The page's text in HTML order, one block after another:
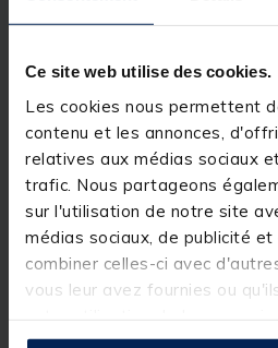
Ce site web utilise des cookies.
Les cookies nous permettent
contenu et les annonces,
relatives aux médias sociaux
trafic. Nous partageons
sur l'utilisation de notre site
médias sociaux, de publicité
combiner celles-ci avec
vous leur avez fournies ou
nickel pour une résistance
Les hameçons Sunhooks SW
carbone pour une résistance
Détails
Caractéristiques :
Hameçon très fin de fer
Œillet
Muni d’1 ardillon
Idéal pour escher des appâts